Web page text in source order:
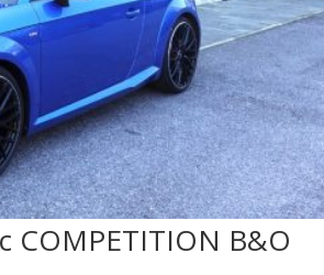
COMPETITION B&O